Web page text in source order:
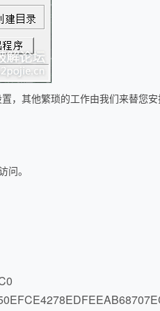
，其他繁琐的工作由我们来替您安
问。